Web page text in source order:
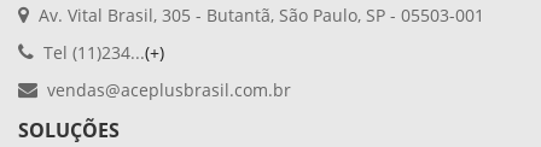
Av. Vital Brasil, 305 - Butantã, São Paulo, SP - 05503-001
Tel (11)234...(+)
vendas@aceplusbrasil.com.br
SOLUÇÕES